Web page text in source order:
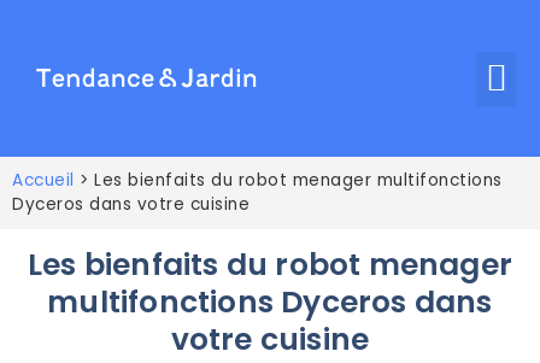
Accueil > Les bienfaits du robot menager multifonctions
Dyceros dans votre cuisine
Les bienfaits du robot menager
multifonctions Dyceros dans
votre cuisine